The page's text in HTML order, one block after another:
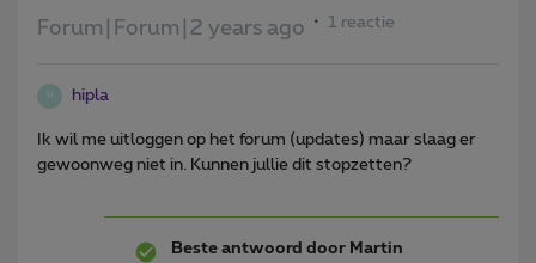
Forum|Forum|2 years ago 1 reactie
H hipla
Ik wil me uitloggen op het forum (updates) maar slaag er
gewoonweg niet in. Kunnen jullie dit stopzetten?
Beste antwoord door Martin